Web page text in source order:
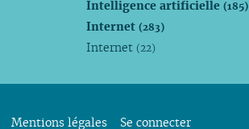
Intelligence artificielle(185)
Internet(283)
Internet (22)
Mentions légales Se connecter